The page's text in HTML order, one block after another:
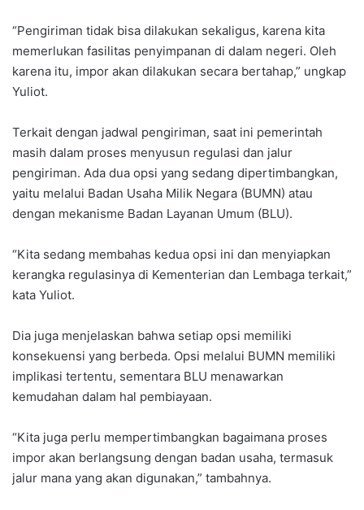
“Pengiriman tidak bisa dilakukan sekaligus, karena kita
memerlukan fasilitas penyimpanan di dalam negeri. Oleh
karena itu, impor akan dilakukan secara bertahap,” ungkap
Yuliot.
Terkait dengan jadwal pengiriman, saat ini pemerintah
masih dalam proses menyusun regulasi dan jalur
pengiriman. Ada dua opsi yang sedang dipertimbangkan,
yaitu melalui Badan Usaha Milik Negara (BUMN) atau
dengan mekanisme Badan Layanan Umum (BLU).
“Kita sedang membahas kedua opsi ini dan menyiapkan
kerangka regulasinya di Kementerian dan Lembaga terkait,”
kata Yuliot.
Dia juga menjelaskan bahwa setiap opsi memiliki
konsekuensi yang berbeda. Opsi melalui BUMN memiliki
implikasi tertentu, sementara BLU menawarkan
kemudahan dalam hal pembiayaan.
“Kita juga perlu mempertimbangkan bagaimana proses
impor akan berlangsung dengan badan usaha, termasuk
jalur mana yang akan digunakan,” tambahnya.